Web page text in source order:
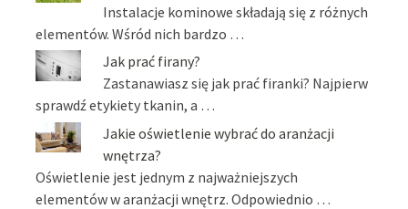
Instalacje kominowe składają się z różnych
elementów. Wśród nich bardzo …
Jak prać firany?
Zastanawiasz się jak prać firanki? Najpierw
sprawdź etykiety tkanin, a …
Jakie oświetlenie wybrać do aranżacji
wnętrza?
Oświetlenie jest jednym z najważniejszych
elementów w aranżacji wnętrz. Odpowiednio …